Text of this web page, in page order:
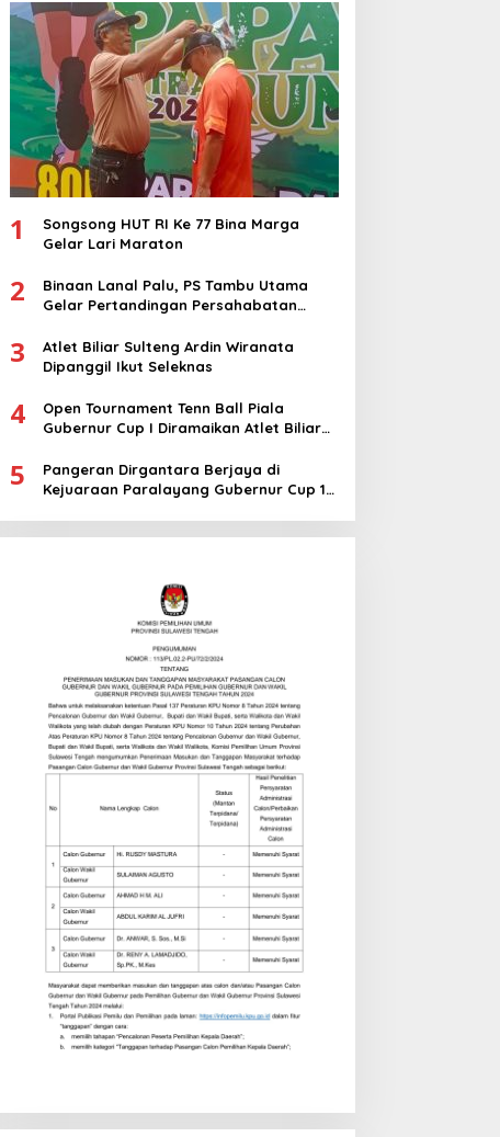
1
Songsong HUT RI Ke 77 Bina Marga
Gelar Lari Maraton
2
Binaan Lanal Palu, PS Tambu Utama
Gelar Pertandingan Persahabatan
3
Atlet Biliar Sulteng Ardin Wiranata
Dipanggil Ikut Seleknas
4
Open Tournament Tenn Ball Piala
Gubernur Cup I Diramaikan Atlet Biliar
5
Pangeran Dirgantara Berjaya di
Kejuaraan Paralayang Gubernur Cup 1